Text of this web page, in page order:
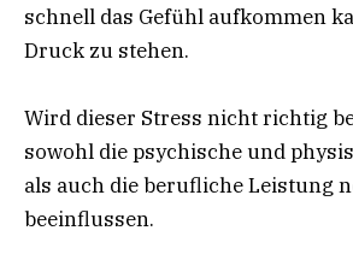
schnell das Gefühl aufkommen
Druck zu stehen.
Wird dieser Stress nicht richtig
sowohl die psychische und
als auch die berufliche Leistung
beeinflussen.